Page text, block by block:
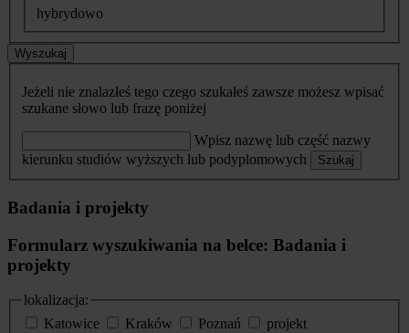
hybrydowo
Wyszukaj
Jeżeli nie znalazłeś tego czego szukałeś zawsze możesz wpisać
szukane słowo lub frazę poniżej
Wpisz nazwę lub część nazwy
kierunku studiów wyższych lub podyplomowych
Szukaj
Badania i projekty
Formularz wyszukiwania na belce: Badania i
projekty
lokalizacja:
Katowice
Kraków Poznań
projekt